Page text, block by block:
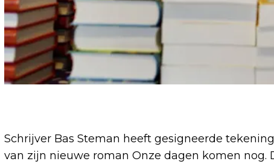
Schrijver Bas Steman heeft gesigneerde
van zijn nieuwe roman Onze dagen komen